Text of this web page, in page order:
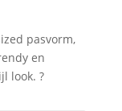
pasvorm,
en
look. ?